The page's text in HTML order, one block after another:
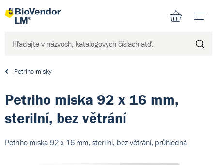
Petriho misky
Petriho miska 92 x 16 mm,
sterilní, bez větrání
Petriho miska 92 x 16 mm, sterilní, bez větrání, průhledná